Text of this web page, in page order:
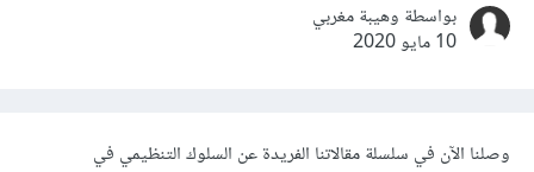
بواسطة وهيبة مغربي
10 مايو 2020
وصلنا الآن في سلسلة مقالاتنا الفريدة عن السلوك التنظيمي في